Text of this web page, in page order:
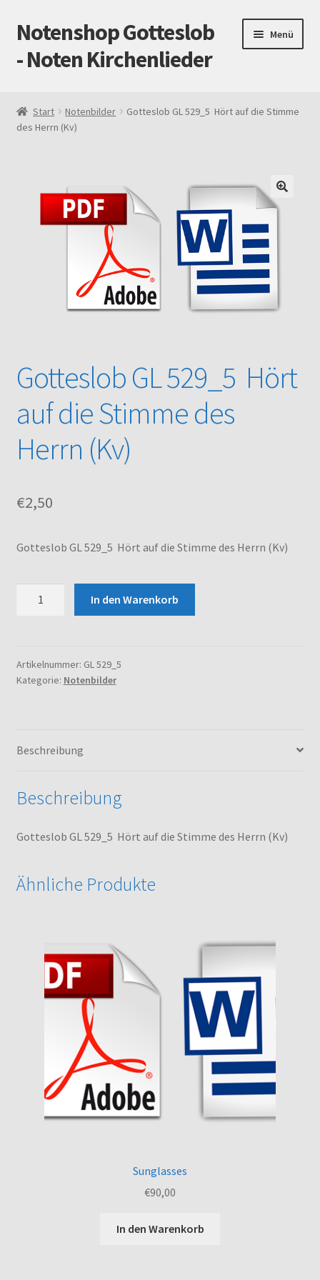
Zur
Navigation
springen
Zum
Inhalt
springen
Notenshop Gotteslob
- Noten Kirchenlieder
Menü
AGB
Cookie-Richtlinie (EU)
Gotteslob alt / neu
Versand und Zahlungsbedingungen
Warenkorb
Start Notenbilder
Gotteslob GL 529_5 Hört auf die Stimme
des Herrn (Kv)
Gotteslob GL 529_5 Hört
auf die Stimme des
Herrn (Kv)
€2,50
Gotteslob GL 529_5 Hört auf die Stimme des Herrn (Kv)
auf
die
(Kv)
In den Warenkorb
Artikelnummer: GL 529_5
Kategorie: Notenbilder
Beschreibung
Beschreibung
Gotteslob GL 529_5 Hört auf die Stimme des Herrn (Kv)
Ähnliche Produkte
Sunglasses
€90,00
In den Warenkorb